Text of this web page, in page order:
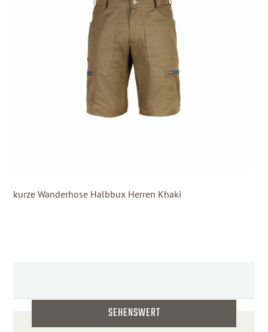
kurze Wanderhose Halbbux Herren Khaki
SEHENSWERT